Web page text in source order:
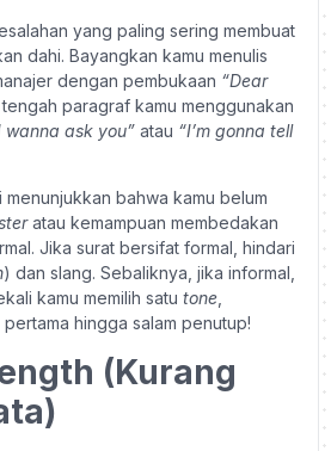
yang paling sering membuat
dahi. Bayangkan kamu menulis
dengan pembukaan “Dear
tengah paragraf kamu menggunakan
wanna ask you” atau “I’m gonna tell
bahwa kamu belum
atau kemampuan membedakan
Jika surat bersifat formal, hindari
) dan slang. Sebaliknya, jika informal,
kamu memilih satu tone
hingga salam penutup!
(Kurang